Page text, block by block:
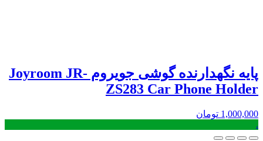
پایه نگهدارنده گوشی جویروم Joyroom JR-
ZS283 Car Phone Holder
1,000,000 تومان
.